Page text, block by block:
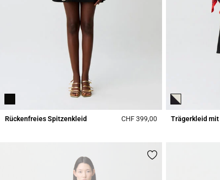
Rückenfreies Spitzenkleid CHF 399,00 5 out of 5 Customer
Trägerkleid